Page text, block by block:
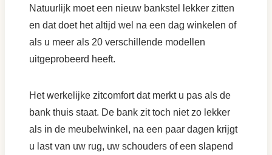
Natuurlijk moet een nieuw bankstel lekker zitten
en dat doet het altijd wel na een dag winkelen of
als u meer als 20 verschillende modellen
uitgeprobeerd heeft.
Het werkelijke zitcomfort dat merkt u pas als de
bank thuis staat. De bank zit toch niet zo lekker
als in de meubelwinkel, na een paar dagen krijgt
u last van uw rug, uw schouders of een slapend